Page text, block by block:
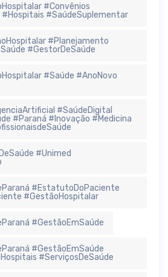
#Convênios
#SaúdeSuplementar
#Planejamento
#GestorDeSaúde
#Saúde #AnoNovo
#SaúdeDigital
#Paraná #Inovação #Medicina
#Unimed
#EstatutoDoPaciente
#GestãoHospitalar
#GestãoEmSaúde
#GestãoEmSaúde
#ServiçosDeSaúde